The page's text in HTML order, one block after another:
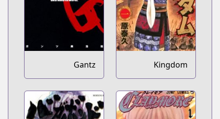
Kingdom
Gantz